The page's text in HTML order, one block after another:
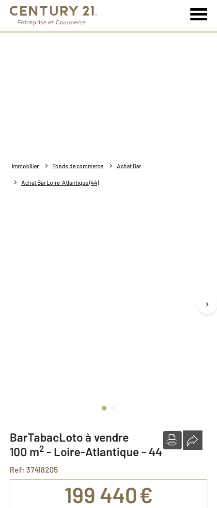
Immobilier Fonds de commerce Achat Bar
Achat Bar Loire-Atlantique (44)
BarTabacLoto à vendre
100 m2 - Loire-Atlantique - 44
Ref: 37418205
199 440 €